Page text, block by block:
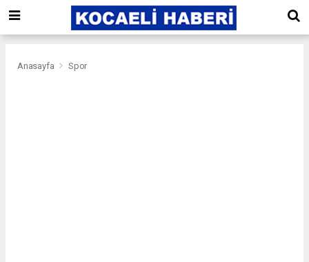
Anasayfa Spor